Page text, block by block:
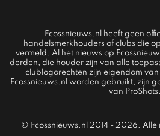
Fcossnieuws.nl heeft geen
handelsmerkhouders of clubs die
vermeld. Al het nieuws op
derden, die houder zijn van alle
clublogorechten zijn eigendom
Fcossnieuws.nl worden gebruikt, zijn
van ProShots.
© Fcossnieuws.nl 2014 - 2026. Alle